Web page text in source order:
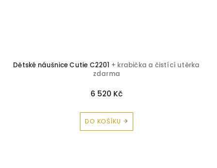
Dětské náušnice Cutie C2201 + krabička a čistící utěrka
zdarma
6 520 Kč
DO KOŠÍKU